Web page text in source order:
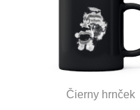
Čierny hrnček